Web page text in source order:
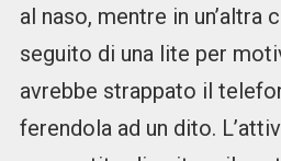
al naso, mentre in un’altra
seguito di una lite per
avrebbe strappato il
ferendola ad un dito.